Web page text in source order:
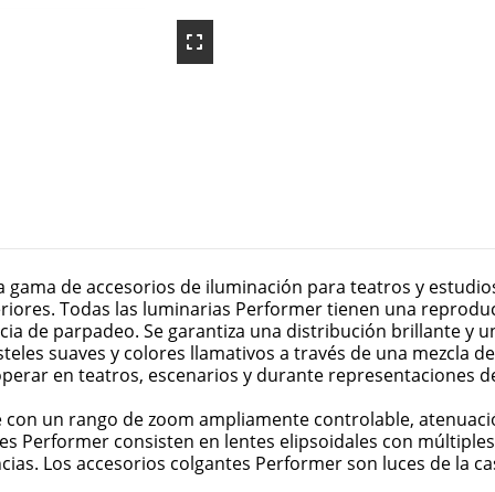
de accesorios de iluminación para teatros y
Todas las luminarias Performer tienen una
de parpadeo. Se garantiza una distribución brillante y
suaves y colores llamativos a través de una mezcla
en teatros, escenarios y durante representaciones
un rango de zoom ampliamente controlable,
Performer consisten en lentes elipsoidales con
Los accesorios colgantes Performer son luces de la